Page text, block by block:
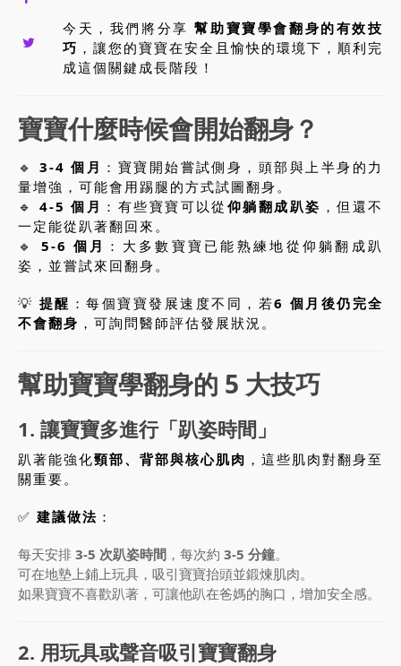
今天，我們將分享幫助寶寶學會翻身的有效技
巧 ，讓您的寶寶在安全且愉快的環境下，順利完
成這個關鍵成長階段！
寶寶什麼時候會開始翻身？
🔹 3-4 個月 ：寶寶開始嘗試側身，頭部與上半身的力
量增強，可能會用踢腿的方式試圖翻身。
🔹 4-5 個月 ：有些寶寶可以從 仰躺翻成趴姿 ，但還不
一定能從趴著翻回來。
🔹 5-6 個月 ：大多數寶寶已能熟練地從仰躺翻成趴
姿，並嘗試來回翻身。
💡 提醒 ：每個寶寶發展速度不同，若6 個月後仍完全
不會翻身 ，可詢問醫師評估發展狀況。
幫助寶寶學翻身的 5 大技巧
1. 讓寶寶多進行「趴姿時間」
趴著能強化頸部、背部與核心肌肉 ，這些肌肉對翻身至
關重要。
✅ 建議做法 ：
每天安排 3-5 次趴姿時間 ，每次約 3-5 分鐘。
可在地墊上鋪上玩具，吸引寶寶抬頭並鍛煉肌肉。
如果寶寶不喜歡趴著，可讓他趴在爸媽的胸口，增加安全感。
2. 用玩具或聲音吸引寶寶翻身